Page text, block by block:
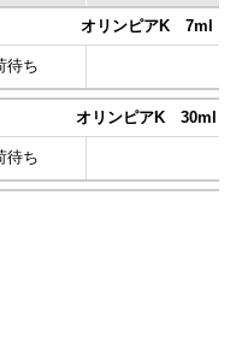
オリンピアK 7ml
待ち
オリンピアK 30ml
待ち